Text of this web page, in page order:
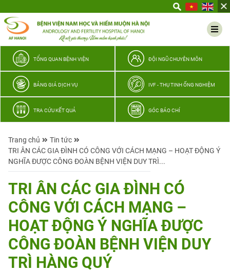
thương
TỔNG QUAN BỆNH VIỆN ĐỘI NGŨ CHUYÊN MÔN
BẢNG GIÁ DỊCH VỤ IVF - THỤ TINH ỐNG NGHIỆM
TRA CỨU KẾT QUẢ GÓC BÁO CHÍ
Trang chủ
Tin tức
TRI ÂN CÁC GIA ĐÌNH CÓ CÔNG VỚI CÁCH MẠNG – HOẠT ĐỘNG Ý
NGHĨA ĐƯỢC CÔNG ĐOÀN BỆNH VIỆN DUY TRÌ...
TRI ÂN CÁC GIA ĐÌNH CÓ
CÔNG VỚI CÁCH MẠNG –
HOẠT ĐỘNG Ý NGHĨA ĐƯỢC
CÔNG ĐOÀN BỆNH VIỆN DUY
TRÌ HÀNG QUÝ